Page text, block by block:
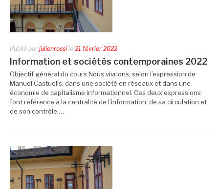
Publié par julienrossi le 21 février 2022
Information et sociétés contemporaines 2022
Objectif général du cours Nous vivrions, selon l’expression de
Manuel Castuells, dans une société en réseaux et dans une
économie de capitalisme informationnel. Ces deux expressions
font référence à la centralité de l’information, de sa circulation et
de son contrôle,…